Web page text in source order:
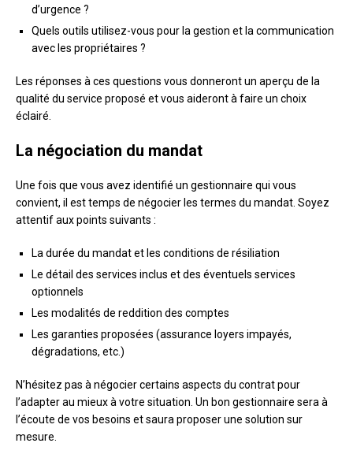
d’urgence ?
Quels outils utilisez-vous pour la gestion et la communication
avec les propriétaires ?
Les réponses à ces questions vous donneront un aperçu de la
qualité du service proposé et vous aideront à faire un choix
éclairé.
La négociation du mandat
Une fois que vous avez identifié un gestionnaire qui vous
convient, il est temps de négocier les termes du mandat. Soyez
attentif aux points suivants :
La durée du mandat et les conditions de résiliation
Le détail des services inclus et des éventuels services
optionnels
Les modalités de reddition des comptes
Les garanties proposées (assurance loyers impayés,
dégradations, etc.)
N’hésitez pas à négocier certains aspects du contrat pour
l’adapter au mieux à votre situation. Un bon gestionnaire sera à
l’écoute de vos besoins et saura proposer une solution sur
mesure.